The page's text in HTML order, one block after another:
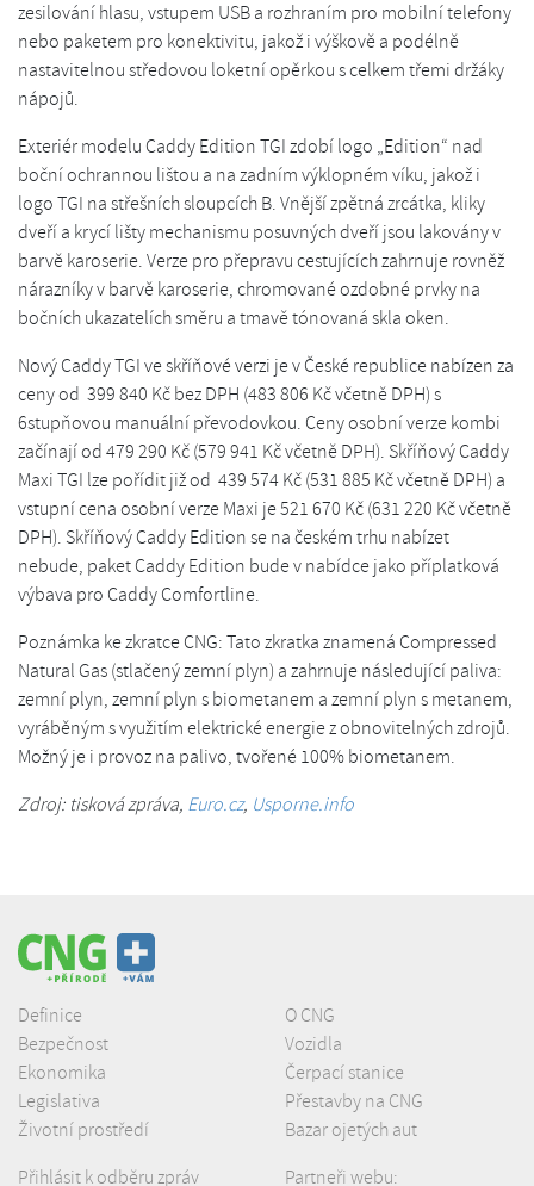
zesilování hlasu, vstupem USB a rozhraním pro mobilní telefony
nebo paketem pro konektivitu, jakož i výškově a podélně
nastavitelnou středovou loketní opěrkou s celkem třemi držáky
nápojů.
Exteriér modelu Caddy Edition TGI zdobí logo „Edition“ nad
boční ochrannou lištou a na zadním výklopném víku, jakož i
logo TGI na střešních sloupcích B. Vnější zpětná zrcátka, kliky
dveří a krycí lišty mechanismu posuvných dveří jsou lakovány v
barvě karoserie. Verze pro přepravu cestujících zahrnuje rovněž
nárazníky v barvě karoserie, chromované ozdobné prvky na
bočních ukazatelích směru a tmavě tónovaná skla oken.
Nový Caddy TGI ve skříňové verzi je v České republice nabízen za
ceny od 399 840 Kč bez DPH (483 806 Kč včetně DPH) s
6stupňovou manuální převodovkou. Ceny osobní verze kombi
začínají od 479 290 Kč (579 941 Kč včetně DPH). Skříňový Caddy
Maxi TGI lze pořídit již od 439 574 Kč (531 885 Kč včetně DPH) a
vstupní cena osobní verze Maxi je 521 670 Kč (631 220 Kč včetně
DPH). Skříňový Caddy Edition se na českém trhu nabízet
nebude, paket Caddy Edition bude v nabídce jako příplatková
výbava pro Caddy Comfortline.
Poznámka ke zkratce CNG: Tato zkratka znamená Compressed
Natural Gas (stlačený zemní plyn) a zahrnuje následující paliva:
zemní plyn, zemní plyn s biometanem a zemní plyn s metanem,
vyráběným s využitím elektrické energie z obnovitelných zdrojů.
Možný je i provoz na palivo, tvořené 100% biometanem.
Zdroj: tisková zpráva, Euro.cz, Usporne.info
Definice
Bezpečnost
Ekonomika
Legislativa
Životní prostředí
O CNG
Vozidla
Čerpací stanice
Přestavby na CNG
Bazar ojetých aut
Přihlásit k odběru zpráv
Partneři webu: